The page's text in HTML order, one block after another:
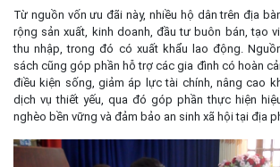
Từ nguồn vốn ưu đãi này, nhiều hộ dân trên địa
rộng sản xuất, kinh doanh, đầu tư buôn bán, tạo
thu nhập, trong đó có xuất khẩu lao động.
sách cũng góp phần hỗ trợ các gia đình có hoàn
điều kiện sống, giảm áp lực tài chính, nâng cao
dịch vụ thiết yếu, qua đó góp phần thực hiện
nghèo bền vững và đảm bảo an sinh xã hội tại địa